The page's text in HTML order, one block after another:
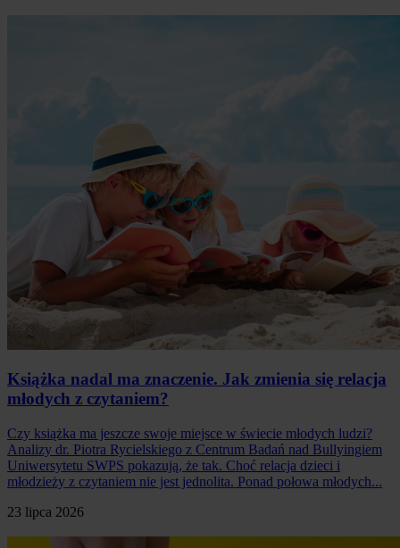
Książka nadal ma znaczenie. Jak zmienia się relacja
młodych z czytaniem?
Czy książka ma jeszcze swoje miejsce w świecie młodych ludzi?
Analizy dr. Piotra Rycielskiego z Centrum Badań nad Bullyingiem
Uniwersytetu SWPS pokazują, że tak. Choć relacja dzieci i
młodzieży z czytaniem nie jest jednolita. Ponad połowa młodych...
23 lipca 2026